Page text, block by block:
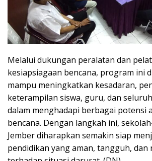
Melalui dukungan peralatan dan
kesiapsiagaan bencana, program ini
mampu meningkatkan kesadaran,
keterampilan siswa, guru, dan
dalam menghadapi berbagai potensi
bencana. Dengan langkah ini,
Jember diharapkan semakin siap
pendidikan yang aman, tangguh, dan